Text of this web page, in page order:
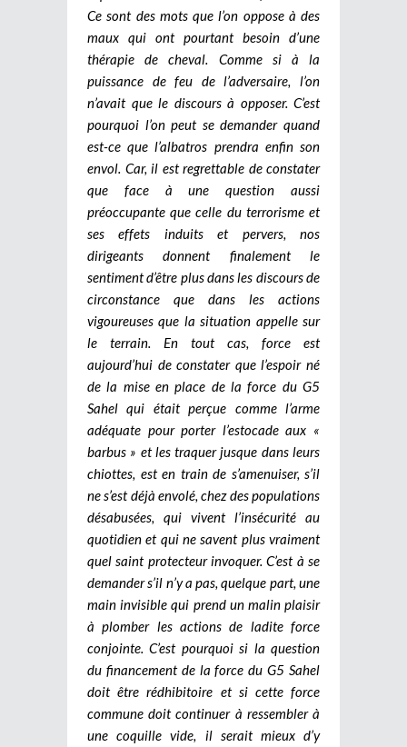
Ce sont des mots que l’on oppose à des
maux qui ont pourtant besoin d’une
thérapie de cheval. Comme si à la
puissance de feu de l’adversaire, l’on
n’avait que le discours à opposer. C’est
pourquoi l’on peut se demander quand
est-ce que l’albatros prendra enfin son
envol. Car, il est regrettable de constater
que face à une question aussi
préoccupante que celle du terrorisme et
ses effets induits et pervers, nos
dirigeants donnent finalement le
sentiment d’être plus dans les discours de
circonstance que dans les actions
vigoureuses que la situation appelle sur
le terrain. En tout cas, force est
aujourd’hui de constater que l’espoir né
de la mise en place de la force du G5
Sahel qui était perçue comme l’arme
adéquate pour porter l’estocade aux «
barbus » et les traquer jusque dans leurs
chiottes, est en train de s’amenuiser, s’il
ne s’est déjà envolé, chez des populations
désabusées, qui vivent l’insécurité au
quotidien et qui ne savent plus vraiment
quel saint protecteur invoquer. C’est à se
demander s’il n’y a pas, quelque part, une
main invisible qui prend un malin plaisir
à plomber les actions de ladite force
conjointe. C’est pourquoi si la question
du financement de la force du G5 Sahel
doit être rédhibitoire et si cette force
commune doit continuer à ressembler à
une coquille vide, il serait mieux d’y